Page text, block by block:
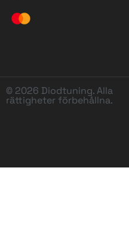
© 2026 Diodtuning. Alla
rättigheter förbehållna.